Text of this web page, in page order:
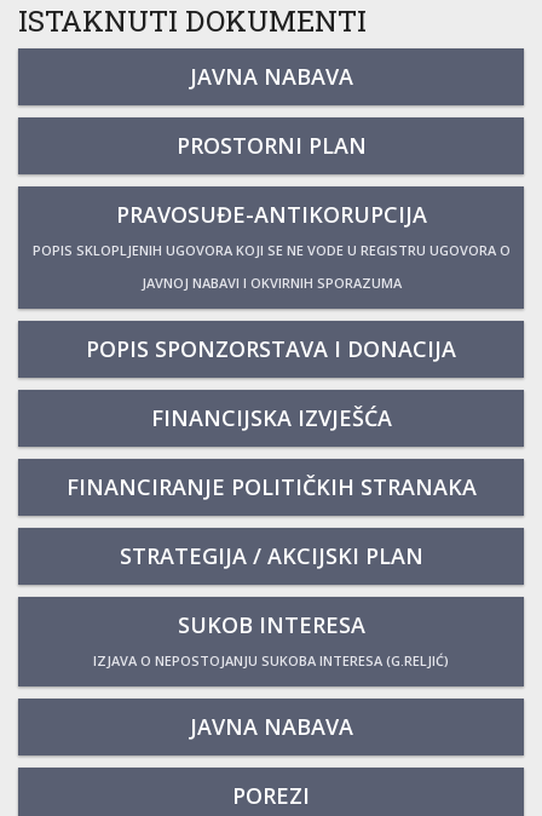
ISTAKNUTI DOKUMENTI
JAVNA NABAVA
PROSTORNI PLAN
PRAVOSUĐE-ANTIKORUPCIJA
POPIS SKLOPLJENIH UGOVORA KOJI SE NE VODE U REGISTRU UGOVORA O
JAVNOJ NABAVI I OKVIRNIH SPORAZUMA
POPIS SPONZORSTAVA I DONACIJA
FINANCIJSKA IZVJEŠĆA
FINANCIRANJE POLITIČKIH STRANAKA
STRATEGIJA / AKCIJSKI PLAN
SUKOB INTERESA
IZJAVA O NEPOSTOJANJU SUKOBA INTERESA (G.RELJIĆ)
JAVNA NABAVA
POREZI